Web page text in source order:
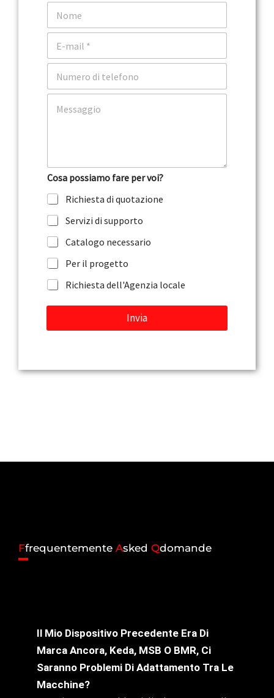
N
m
E
a
*
T
l
C
t
o
o
m
e
s
s
a
g
Cosa possiamo fare per voi?
Richiesta di quotazione
Servizi di supporto
Catalogo necessario
Per il progetto
Richiesta dell'Agenzia locale
Invia
Ffrequentemente Asked Qdomande
Il Mio Dispositivo Precedente Era Di
Marca Ancora, Keda, MSB O BMR, Ci
Saranno Problemi Di Adattamento Tra Le
Macchine?